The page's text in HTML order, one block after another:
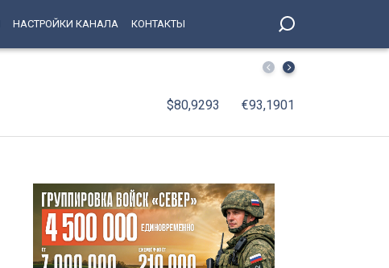
НАСТРОЙКИ КАНАЛА КОНТАКТЫ
СКА подписал пробный контракт с Игорем Ларионовым
$80,9293 €93,1901